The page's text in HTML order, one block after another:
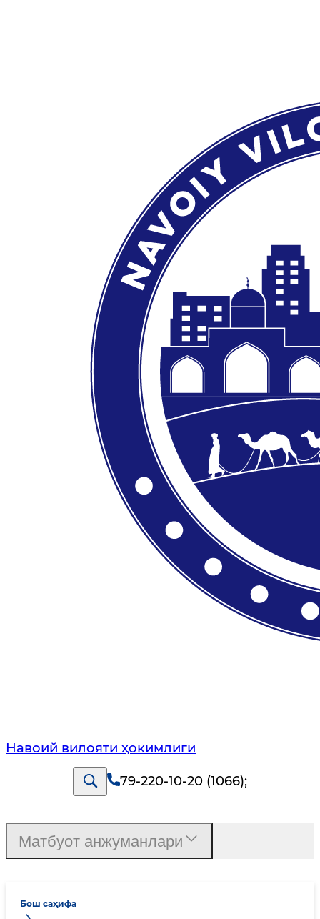
Навоий вилояти ҳокимлиги
79-220-10-20 (1066);
Бош саҳифа
Матбуот анжуманлари